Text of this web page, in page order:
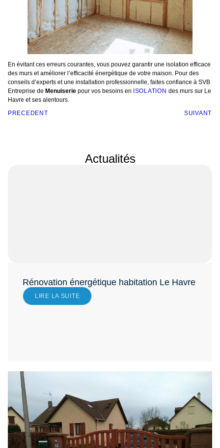
En évitant ces erreurs courantes, vous pouvez garantir une isolation efficace
des murs et améliorer l’efficacité énergétique de votre maison. Pour des
conseils d’experts et une installation professionnelle, faites confiance à SVB
Entreprise de Menuiserie pour vos besoins en ISOLATIONdes murs sur Le
Havre et ses alentours.
PRÉCÉDENT
SUIVANT
Actualités
Rénovation énergétique habitation Le Havre
LIRE LA SUITE